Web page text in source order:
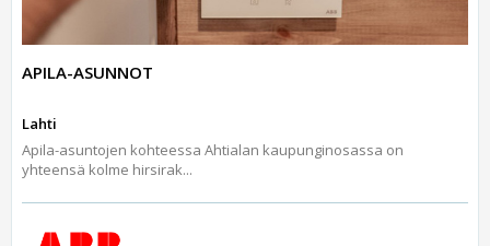
APILA-ASUNNOT
Lahti
Apila-asuntojen kohteessa Ahtialan kaupunginosassa on
yhteensä kolme hirsirak...